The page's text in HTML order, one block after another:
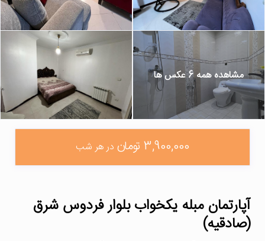
مشاهده همه 6 عکس ها
3,900,000 تومان در هر شب
آپارتمان مبله یکخواب بلوار فردوس شرق
(صادقیه)